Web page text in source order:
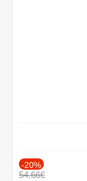
-20%
54.66€